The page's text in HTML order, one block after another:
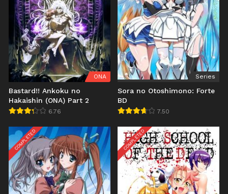
ONA
Bastard!! Ankoku no
Hakaishin (ONA) Part 2
6.76
Series
Sora no Otoshimono: Forte
BD
7.50
COMPLETED COMPLETED